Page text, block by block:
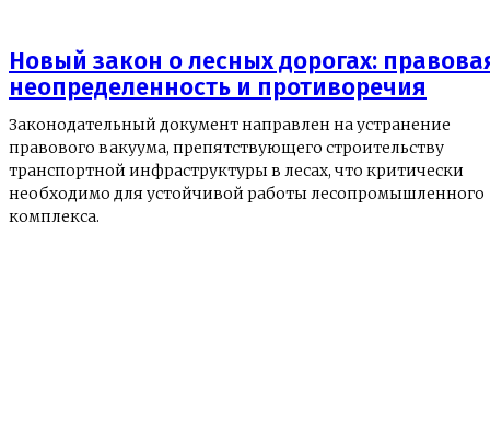
Новый закон о лесных дорогах:
неопределенность и противоречия
Законодательный документ направлен на устранение
правового вакуума, препятствующего строительству
транспортной инфраструктуры в лесах, что критически
необходимо для устойчивой работы лесопромышленного
комплекса.